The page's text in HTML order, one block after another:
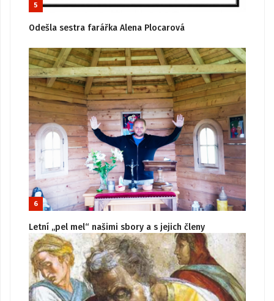
5
Odešla sestra farářka Alena Plocarová
6
Letní „pel mel“ našimi sbory a s jejich členy